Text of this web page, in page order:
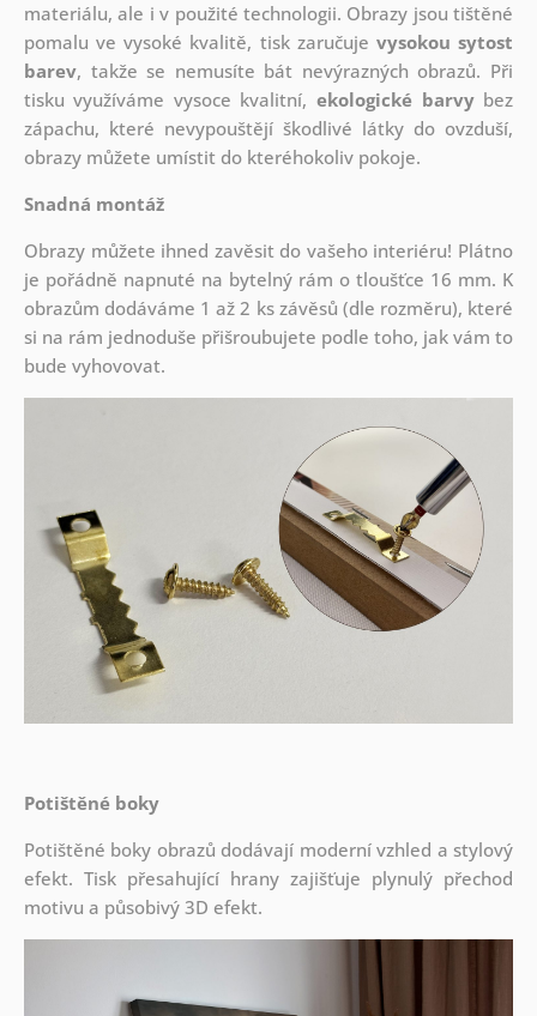
materiálu, ale i v použité technologii. Obrazy jsou tištěné
pomalu ve vysoké kvalitě, tisk zaručuje vysokou sytost
barev, takže se nemusíte bát nevýrazných obrazů. Při
tisku využíváme vysoce kvalitní,ekologické barvybez
zápachu, které nevypouštějí škodlivé látky do ovzduší,
obrazy můžete umístit do kteréhokoliv pokoje.
Snadná montáž
Obrazy můžete ihned zavěsit do vašeho interiéru! Plátno
je pořádně napnuté na bytelný rám o tloušťce 16 mm. K
obrazům dodáváme 1 až 2 ks závěsů (dle rozměru), které
si na rám jednoduše přišroubujete podle toho, jak vám to
bude vyhovovat.
Potištěné boky
Potištěné boky obrazů dodávají moderní vzhled a stylový
efekt. Tisk přesahující hrany zajišťuje plynulý přechod
motivu a působivý 3D efekt.